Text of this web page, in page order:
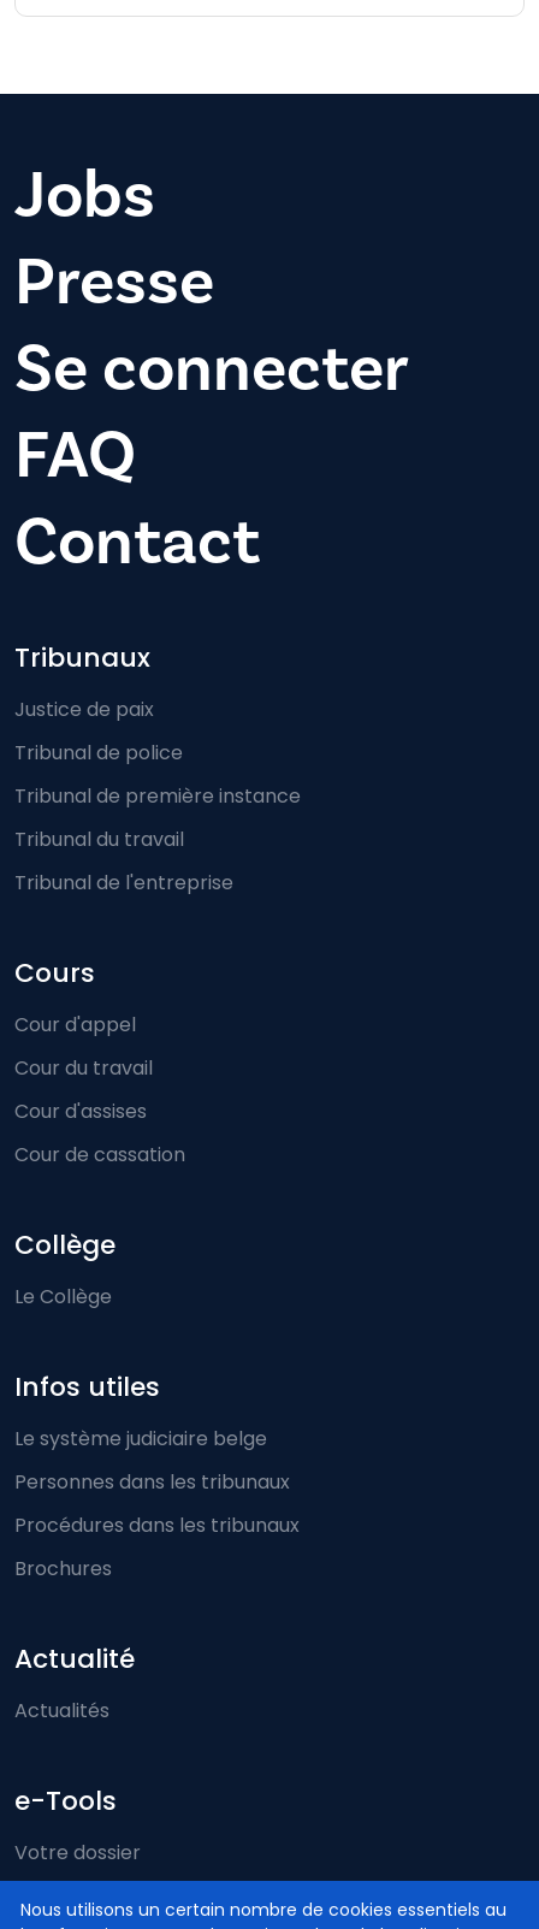
Nous utilisons un certain nombre de cookies essentiels au
Jobs
Presse
Se connecter
FAQ
Contact
Footer-menu
Tribunaux
Justice de paix
Tribunal de police
Tribunal de première instance
Tribunal du travail
Tribunal de l'entreprise
Cours
Cour d'appel
Cour du travail
Cour d'assises
Cour de cassation
Collège
Le Collège
Infos utiles
Le système judiciaire belge
Personnes dans les tribunaux
Procédures dans les tribunaux
Brochures
Actualité
Actualités
e-Tools
Votre dossier
Just-on-web